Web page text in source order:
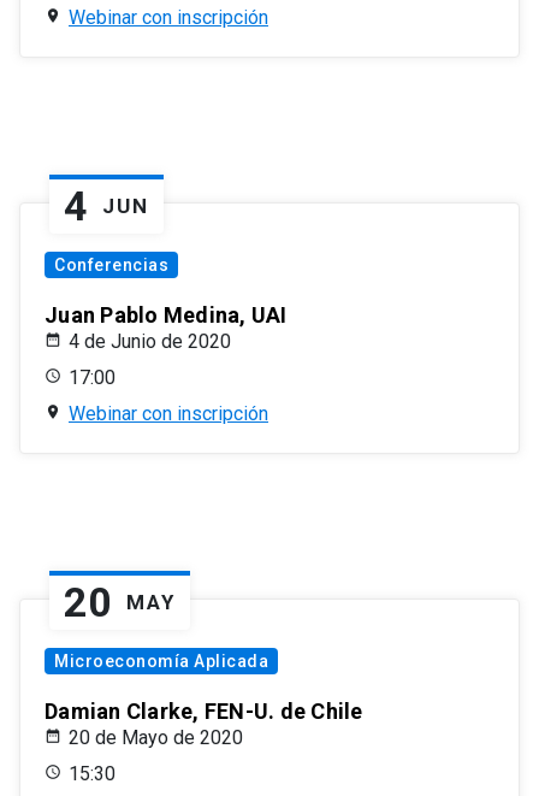
Webinar con inscripción
4 JUN
Conferencias
Juan Pablo Medina, UAI
4 de Junio de 2020
17:00
Webinar con inscripción
20 MAY
Microeconomía Aplicada
Damian Clarke, FEN-U. de Chile
20 de Mayo de 2020
15:30